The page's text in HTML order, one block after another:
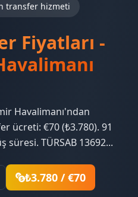
transfer hizmeti
Fiyatları -
Havalimanı'ndan
ücreti: €70 (₺3.780). 91
TÜRSAB 13692...
₺3.780 / €70